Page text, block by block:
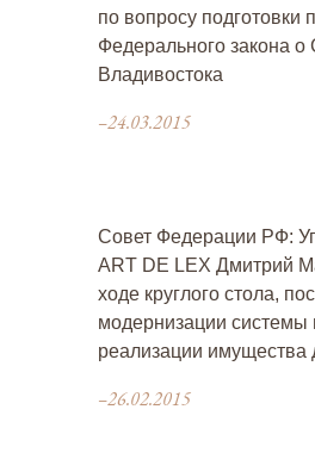
по вопросу подготовки
Федерального закона
Владивостока
–24.03.2015
Совет Федерации РФ:
ART DE LEX Дмитрий
ходе круглого стола,
модернизации системы
реализации имущества
–26.02.2015